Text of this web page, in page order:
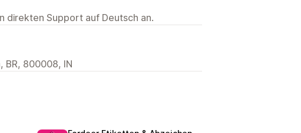
direkten Support auf Deutsch an.
BR, 800008, IN